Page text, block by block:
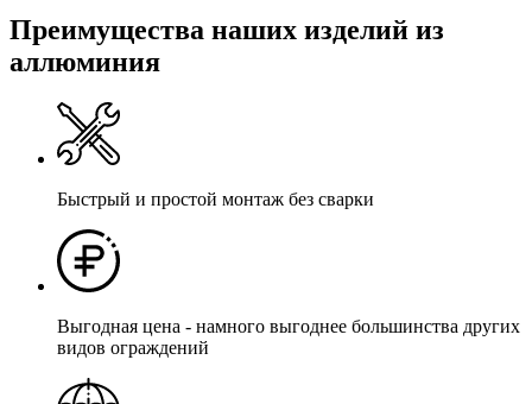
Преимущества наших изделий из
аллюминия
Быстрый и простой монтаж без сварки
Выгодная цена - намного выгоднее большинства других
видов ограждений